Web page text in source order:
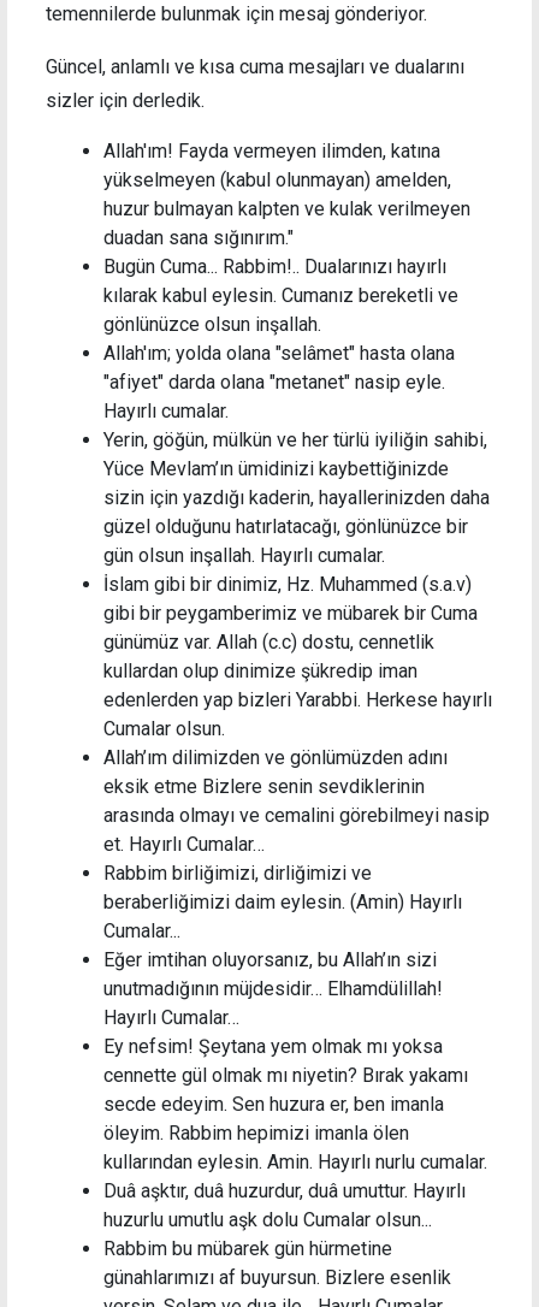
temennilerde bulunmak için mesaj gönderiyor.
Güncel, anlamlı ve kısa cuma mesajları ve dualarını
sizler için derledik.
Allah'ım! Fayda vermeyen ilimden, katına
yükselmeyen (kabul olunmayan) amelden,
huzur bulmayan kalpten ve kulak verilmeyen
duadan sana sığınırım."
Bugün Cuma... Rabbim!.. Dualarınızı hayırlı
kılarak kabul eylesin. Cumanız bereketli ve
gönlünüzce olsun inşallah.
Allah'ım; yolda olana "selâmet" hasta olana
"afiyet" darda olana "metanet" nasip eyle.
Hayırlı cumalar.
Yerin, göğün, mülkün ve her türlü iyiliğin sahibi,
Yüce Mevlam’ın ümidinizi kaybettiğinizde
sizin için yazdığı kaderin, hayallerinizden daha
güzel olduğunu hatırlatacağı, gönlünüzce bir
gün olsun inşallah. Hayırlı cumalar.
İslam gibi bir dinimiz, Hz. Muhammed (s.a.v)
gibi bir peygamberimiz ve mübarek bir Cuma
günümüz var. Allah (c.c) dostu, cennetlik
kullardan olup dinimize şükredip iman
edenlerden yap bizleri Yarabbi. Herkese hayırlı
Cumalar olsun.
Allah’ım dilimizden ve gönlümüzden adını
eksik etme Bizlere senin sevdiklerinin
arasında olmayı ve cemalini görebilmeyi nasip
et. Hayırlı Cumalar…
Rabbim birliğimizi, dirliğimizi ve
beraberliğimizi daim eylesin. (Amin) Hayırlı
Cumalar...
Eğer imtihan oluyorsanız, bu Allah’ın sizi
unutmadığının müjdesidir… Elhamdülillah!
Hayırlı Cumalar…
Ey nefsim! Şeytana yem olmak mı yoksa
cennette gül olmak mı niyetin? Bırak yakamı
secde edeyim. Sen huzura er, ben imanla
öleyim. Rabbim hepimizi imanla ölen
kullarından eylesin. Amin. Hayırlı nurlu cumalar.
Duâ aşktır, duâ huzurdur, duâ umuttur. Hayırlı
huzurlu umutlu aşk dolu Cumalar olsun...
Rabbim bu mübarek gün hürmetine
günahlarımızı af buyursun. Bizlere esenlik